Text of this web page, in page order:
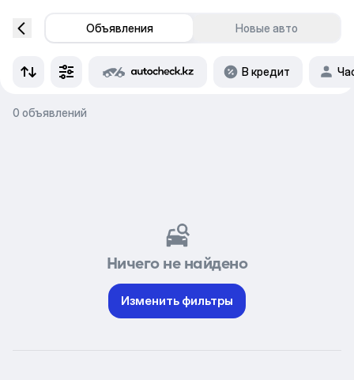
Объявления Новые авто
В кредит
0 объявлений
Ничего не найдено
Изменить фильтры